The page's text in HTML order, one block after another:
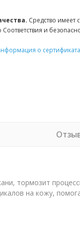
Средство имеет
Соответствия и
о
тормозит
на кожу,